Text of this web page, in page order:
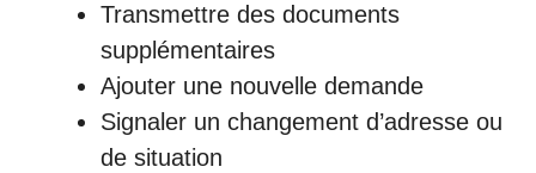
Transmettre des documents
supplémentaires
Ajouter une nouvelle demande
Signaler un changement d’adresse ou
de situation